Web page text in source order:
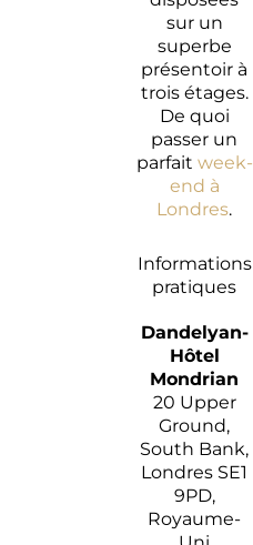
sur un
superbe
présentoir à
trois étages.
De quoi
passer un
parfait week-
end à
Londres.
Informations
pratiques
Dandelyan-
Hôtel
Mondrian
20 Upper
Ground,
South Bank,
Londres SE1
9PD,
Royaume-